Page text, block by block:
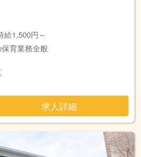
給1,500円～
育業務全般
求人詳細